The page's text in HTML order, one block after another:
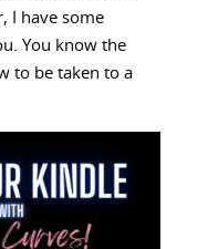
I have some
You know the
to be taken to a